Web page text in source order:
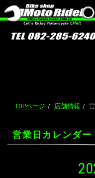
TOPページ 店舗情報
営業日カレンダー